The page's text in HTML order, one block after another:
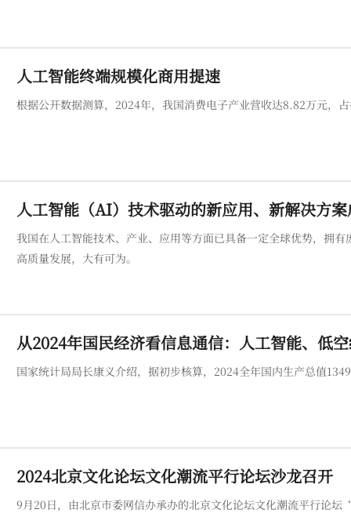
人工智能终端规模化商用提速
根据公开数据测算，2024年，我国消费电子产业营收达8.82万元，
人工智能（AI）技术驱动的新应用、新解决方
我国在人工智能技术、产业、应用等方面已具备一定全球优势，拥
高质量发展，大有可为。
从2024年国民经济看信息通信：人工智能、低
国家统计局局长康义介绍，据初步核算，2024全年国内生产总值
2024北京文化论坛文化潮流平行论坛沙龙召开
9月20日，由北京市委网信办承办的北京文化论坛文化潮流平行论